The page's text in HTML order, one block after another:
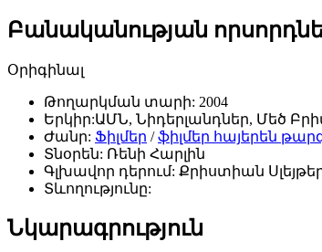
Բանականության
Օրիգինալ
Թողարկման տարի: 2004
Երկիր:ԱՄՆ, Նիդերլանդներ, Մեծ
Ժանր: Ֆիլմեր /ֆիլմեր հայերեն
Տնօրեն: Ռենի Հարլին
Գլխավոր դերում: Քրիստիան
Տևողությունը:
Նկարագրություն